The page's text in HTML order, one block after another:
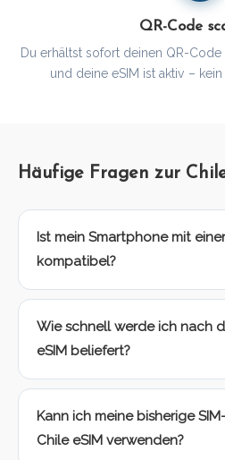
QR-Code
Du erhältst sofort deinen QR-
und deine eSIM ist aktiv –
Häufige Fragen zur
Ist mein Smartphone mit
kompatibel?
Wie schnell werde ich nach
eSIM beliefert?
Kann ich meine bisherige
Chile eSIM verwenden?